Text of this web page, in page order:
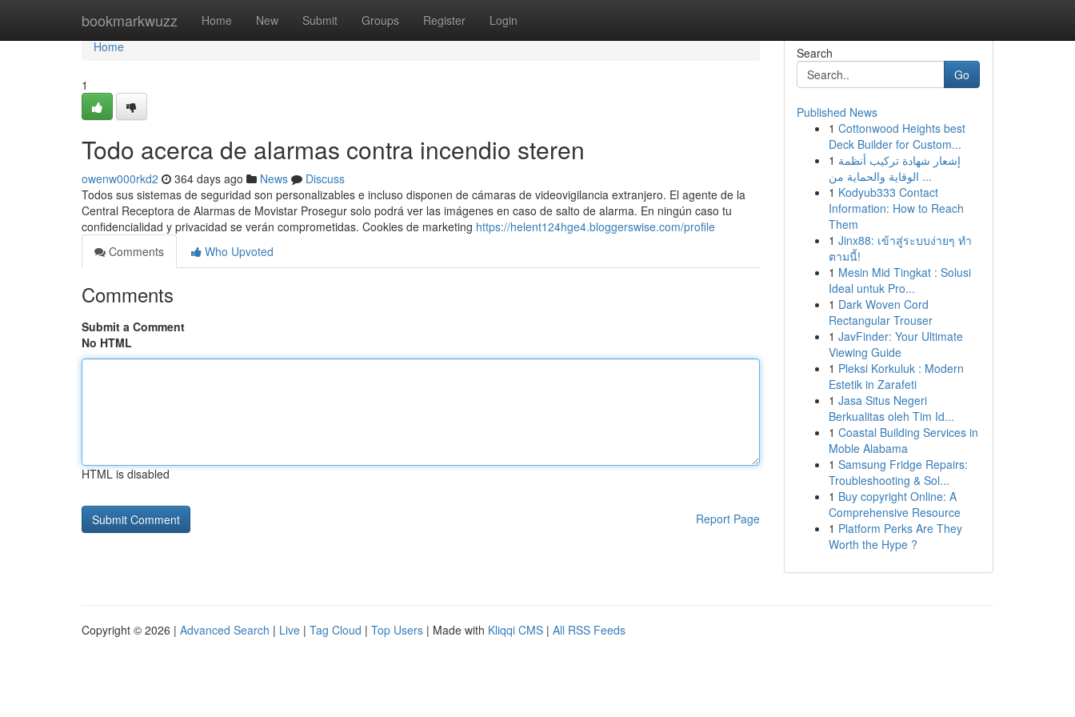
bookmarkwuzz Home New Submit Groups Register Login
Home
Home
1
Todo acerca de alarmas contra incendio steren
owenw000rkd2 364 days ago News
Discuss
Todos sus sistemas de seguridad son personalizables e incluso disponen de cámaras de videovigilancia extranjero. El agente de la
Central Receptora de Alarmas de Movistar Prosegur solo podrá ver las imágenes en caso de salto de alarma. En ningún caso tu
confidencialidad y privacidad se verán comprometidas. Cookies de marketing https://helent124hge4.bloggerswise.com/profile
Comments
Who Upvoted
Comments
Submit a Comment
No HTML
HTML is disabled
Report Page
Search
Go
Published News
1 Cottonwood Heights best
Deck Builder for Custom...
1 إشعار شهادة تركيب أنظمة
الوقاية والحماية من ...
1 Kodyub333 Contact
Information: How to Reach
Them
1 Jinx88: เข้าสู่ระบบง่ายๆ ทำ
ตามนี้!
1 Mesin Mid Tingkat : Solusi
Ideal untuk Pro...
1 Dark Woven Cord
Rectangular Trouser
1 JavFinder: Your Ultimate
Viewing Guide
1 Pleksi Korkuluk : Modern
Estetik in Zarafeti
1 Jasa Situs Negeri
Berkualitas oleh Tim Id...
1 Coastal Building Services in
Moble Alabama
1 Samsung Fridge Repairs:
Troubleshooting & Sol...
1 Buy copyright Online: A
Comprehensive Resource
1 Platform Perks Are They
Worth the Hype ?
Copyright © 2026 | Advanced Search | Live | Tag Cloud | Top Users | Made with Kliqqi CMS | All RSS Feeds